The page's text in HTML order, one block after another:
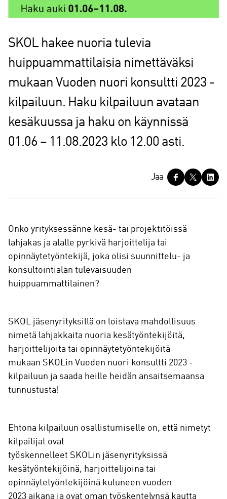
SKOL hakee nuoria tulevia
huippuammattilaisia nimettäväksi
mukaan Vuoden nuori konsultti 2023 -
kilpailuun. Haku kilpailuun avataan
kesäkuussa ja haku on käynnissä
01.06 – 11.08.2023 klo 12.00 asti.
a
Jaa
Onko yrityksessänne kesä- tai projektitöissä
lahjakas ja alalle pyrkivä harjoittelija tai
opinnäytetyöntekijä, joka olisi suunnittelu- ja
konsultointialan tulevaisuuden
huippuammattilainen?
SKOL jäsenyrityksillä on loistava mahdollisuus
nimetä lahjakkaita nuoria kesätyöntekijöitä,
harjoittelijoita tai opinnäytetyöntekijöitä
mukaan SKOLin Vuoden nuori konsultti 2023 -
kilpailuun ja saada heille heidän ansaitsemaansa
tunnustusta!
Ehtona kilpailuun osallistumiselle on, että nimetyt
kilpailijat ovat
työskennelleet SKOLin jäsenyrityksissä
kesätyöntekijöinä, harjoittelijoina tai
opinnäytetyöntekijöinä kuluneen vuoden
2023 aikana ja ovat oman työskentelynsä kautta